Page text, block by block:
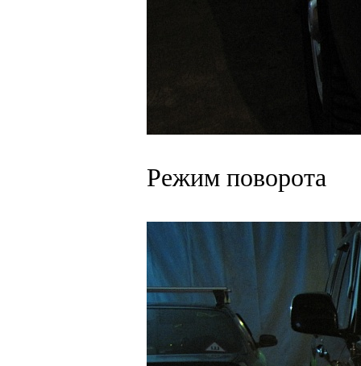
Режим поворота